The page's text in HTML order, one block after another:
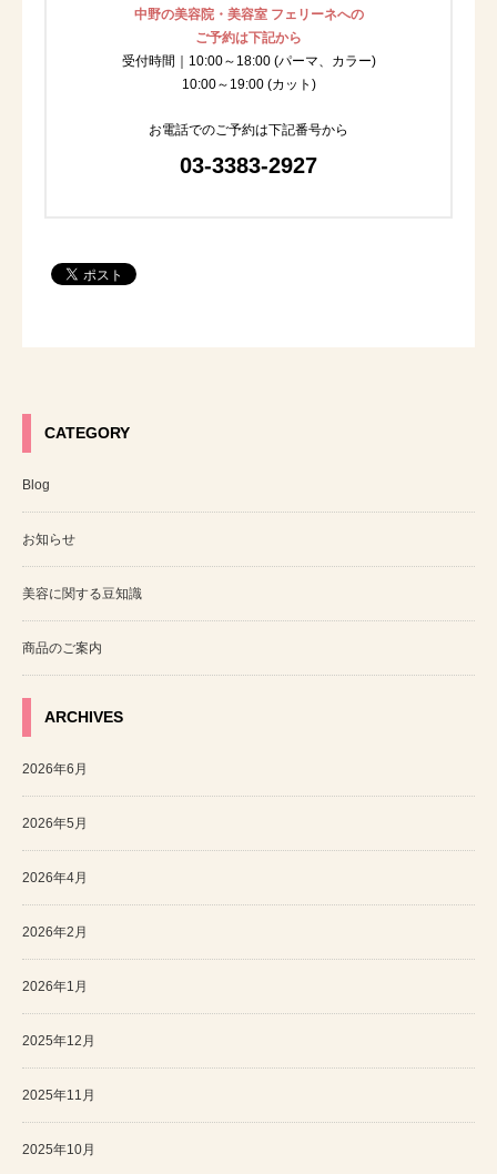
中野の美容院・美容室 フェリーネへの
ご予約は下記から
受付時間｜10:00～18:00 (パーマ、カラー)
10:00～19:00 (カット)
お電話でのご予約は下記番号から
03-3383-2927
CATEGORY
Blog
お知らせ
美容に関する豆知識
商品のご案内
ARCHIVES
2026年6月
2026年5月
2026年4月
2026年2月
2026年1月
2025年12月
2025年11月
2025年10月